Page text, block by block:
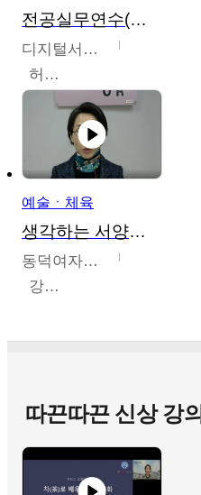
전공실무연수(헤어,메이크업,피부,네일)
디지털서울문화예술대학교
허정록
예술ㆍ체육
생각하는 서양미술의 이해
동덕여자대학교
강수미
따끈따끈 신상 강의